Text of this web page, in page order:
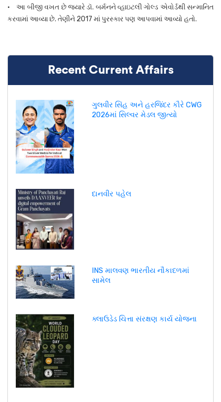
• આ બીજી વખત છે જ્યારે ડૉ. બર્મનને વ્હાઇટલી ગોલ્ડ એવોર્ડથી સન્માનિત
કરવામાં આવ્યા છે. તેણીને 2017 માં પુરસ્કાર પણ આપવામાં આવ્યો હતો.
Recent Current Affairs
ગુલવીર સિંહ અને હરજિંદર કૌરે CWG
2026માં સિલ્વર મેડલ જીત્યો
દાનવીર પહેલ
INS માલવણ ભારતીય નૌકાદળમાં
સામેલ
ક્લાઉડેડ ચિત્તા સંરક્ષણ કાર્ય યોજના